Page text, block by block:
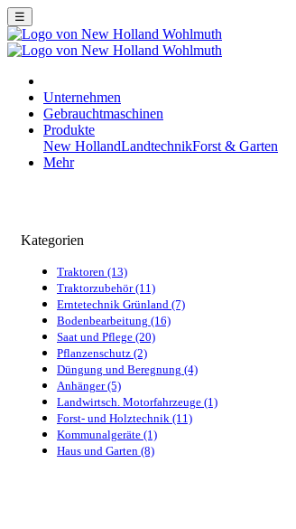
☰
Unternehmen
Gebrauchtmaschinen
Produkte
New HollandLandtechnikForst & Garten
Mehr
Kategorien
Traktoren (13)
Traktorzubehör (11)
Erntetechnik Grünland (7)
Bodenbearbeitung (16)
Saat und Pflege (20)
Pflanzenschutz (2)
Düngung und Beregnung (4)
Anhänger (5)
Landwirtsch. Motorfahrzeuge (1)
Forst- und Holztechnik (11)
Kommunalgeräte (1)
Haus und Garten (8)